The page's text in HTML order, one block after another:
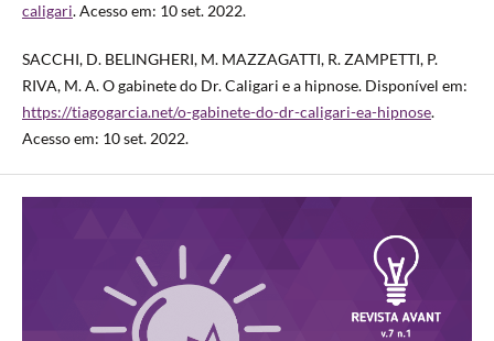
caligari. Acesso em: 10 set. 2022.
SACCHI, D. BELINGHERI, M. MAZZAGATTI, R. ZAMPETTI, P.
RIVA, M. A. O gabinete do Dr. Caligari e a hipnose. Disponível em:
https://tiagogarcia.net/o-gabinete-do-dr-caligari-ea-hipnose.
Acesso em: 10 set. 2022.